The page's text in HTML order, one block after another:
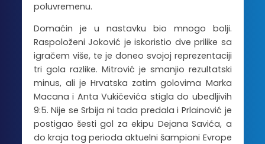
poluvremenu.
Domaćin je u nastavku bio mnogo bolji.
Raspoloženi Joković je iskoristio dve prilike sa
igračem više, te je doneo svojoj reprezentaciji
tri gola razlike. Mitrović je smanjio rezultatski
minus, ali je Hrvatska zatim golovima Marka
Macana i Anta Vukičevića stigla do ubedljivih
9:5. Nije se Srbija ni tada predala i Prlainović je
postigao šesti gol za ekipu Dejana Savića, a
do kraja tog perioda aktuelni šampioni Evrope